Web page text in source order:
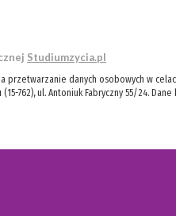
Studiumzycia.pl
przetwarzanie danych osobowych w
762), ul. Antoniuk Fabryczny 55/24.